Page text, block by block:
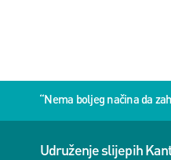
“Nema boljeg načina da
Udruženje slijepih